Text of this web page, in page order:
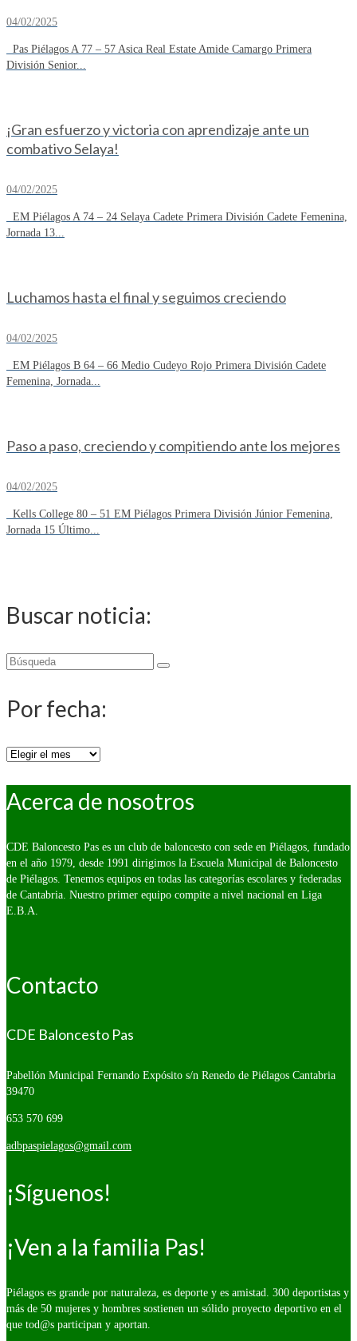
04/02/2025
Pas Piélagos A 77 – 57 Asica Real Estate Amide Camargo Primera
División Senior...
¡Gran esfuerzo y victoria con aprendizaje ante un
combativo Selaya!
04/02/2025
EM Piélagos A 74 – 24 Selaya Cadete Primera División Cadete Femenina,
Jornada 13...
Luchamos hasta el final y seguimos creciendo
04/02/2025
EM Piélagos B 64 – 66 Medio Cudeyo Rojo Primera División Cadete
Femenina, Jornada...
Paso a paso, creciendo y compitiendo ante los mejores
04/02/2025
Kells College 80 – 51 EM Piélagos Primera División Júnior Femenina,
Jornada 15 Último...
Buscar noticia:
Buscar
Por fecha:
Por
Acerca de nosotros
CDE Baloncesto Pas es un club de baloncesto con sede en Piélagos, fundado
en el año 1979, desde 1991 dirigimos la Escuela Municipal de Baloncesto
de Piélagos. Tenemos equipos en todas las categorías escolares y federadas
de Cantabria. Nuestro primer equipo compite a nivel nacional en Liga
E.B.A.
Contacto
CDE Baloncesto Pas
Pabellón Municipal Fernando Expósito s/n Renedo de Piélagos Cantabria
39470
653 570 699
adbpaspielagos@gmail.com
¡Síguenos!
¡Ven a la familia Pas!
Piélagos es grande por naturaleza, es deporte y es amistad. 300 deportistas y
más de 50 mujeres y hombres sostienen un sólido proyecto deportivo en el
que tod@s participan y aportan.